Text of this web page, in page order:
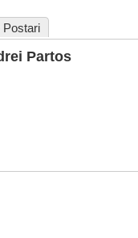
Postari
Partos